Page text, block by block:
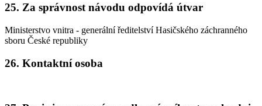
25. Za správnost návodu odpovídá útvar
Ministerstvo vnitra - generální ředitelství Hasičského záchranného
sboru České republiky
26. Kontaktní osoba